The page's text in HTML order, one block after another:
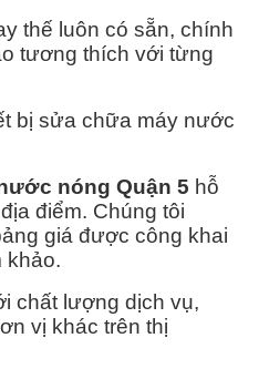
thế luôn có sẵn, chính
tương thích với từng
bị sửa chữa máy nước
nóng Quận 5 hỗ
điểm. Chúng tôi
giá được công khai
khảo.
chất lượng dịch vụ,
vị khác trên thị